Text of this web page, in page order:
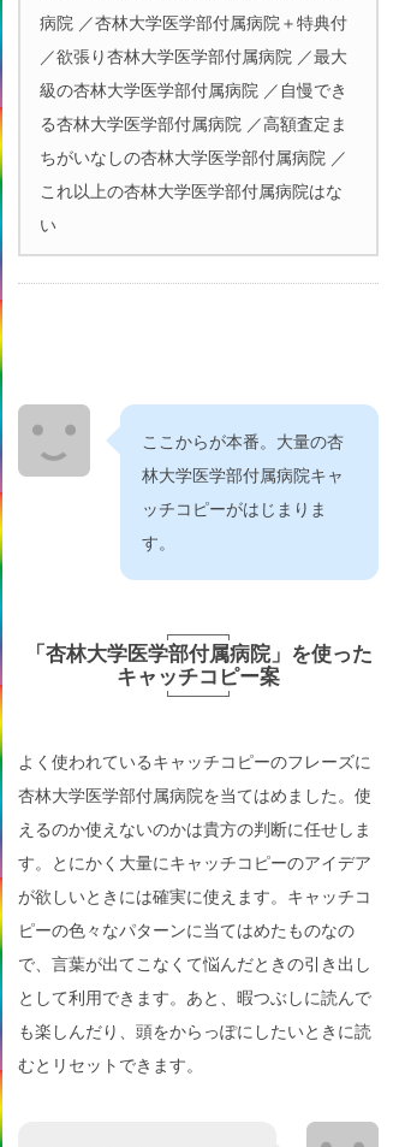
病院 ／杏林大学医学部付属病院＋特典付
／欲張り杏林大学医学部付属病院 ／最大
級の杏林大学医学部付属病院 ／自慢でき
る杏林大学医学部付属病院 ／高額査定ま
ちがいなしの杏林大学医学部付属病院 ／
これ以上の杏林大学医学部付属病院はな
い
ここからが本番。大量の杏
林大学医学部付属病院キャ
ッチコピーがはじまりま
す。
「杏林大学医学部付属病院」を使った
キャッチコピー案
よく使われているキャッチコピーのフレーズに
杏林大学医学部付属病院を当てはめました。使
えるのか使えないのかは貴方の判断に任せしま
す。とにかく大量にキャッチコピーのアイデア
が欲しいときには確実に使えます。キャッチコ
ピーの色々なパターンに当てはめたものなの
で、言葉が出てこなくて悩んだときの引き出し
として利用できます。あと、暇つぶしに読んで
も楽しんだり、頭をからっぽにしたいときに読
むとリセットできます。